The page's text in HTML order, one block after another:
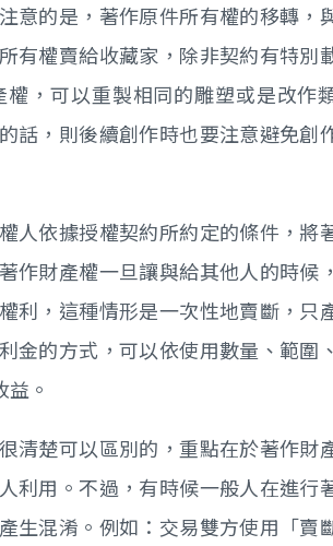
意的是，著作原件所有權的移轉，
有權賣給收藏家，除非契約有特別
，可以重製相同的雕塑或是改作
話，則後續創作時也要注意避免創
人依據授權契約所約定的條件，將
作財產權一旦讓與給其他人的時候
利，這種情形是一次性地賣斷，只
金的方式，可以依使用數量、範圍
。
清楚可以區別的，重點在於著作財
利用。不過，有時候一般人在進行
生混淆。例如：交易雙方使用「賣